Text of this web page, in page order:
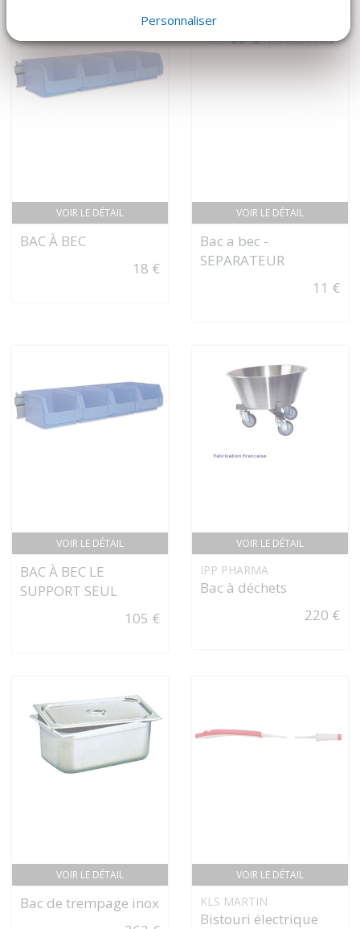
VOIR LE DÉTAIL
BAC À BEC
18 €
VOIR LE DÉTAIL
Bac a bec -
SEPARATEUR
11 €
VOIR LE DÉTAIL
BAC À BEC LE
SUPPORT SEUL
105 €
VOIR LE DÉTAIL
IPP PHARMA
Bac à déchets
220 €
VOIR LE DÉTAIL
Bac de trempage inox
VOIR LE DÉTAIL
KLS MARTIN
Bistouri électrique
Personnaliser